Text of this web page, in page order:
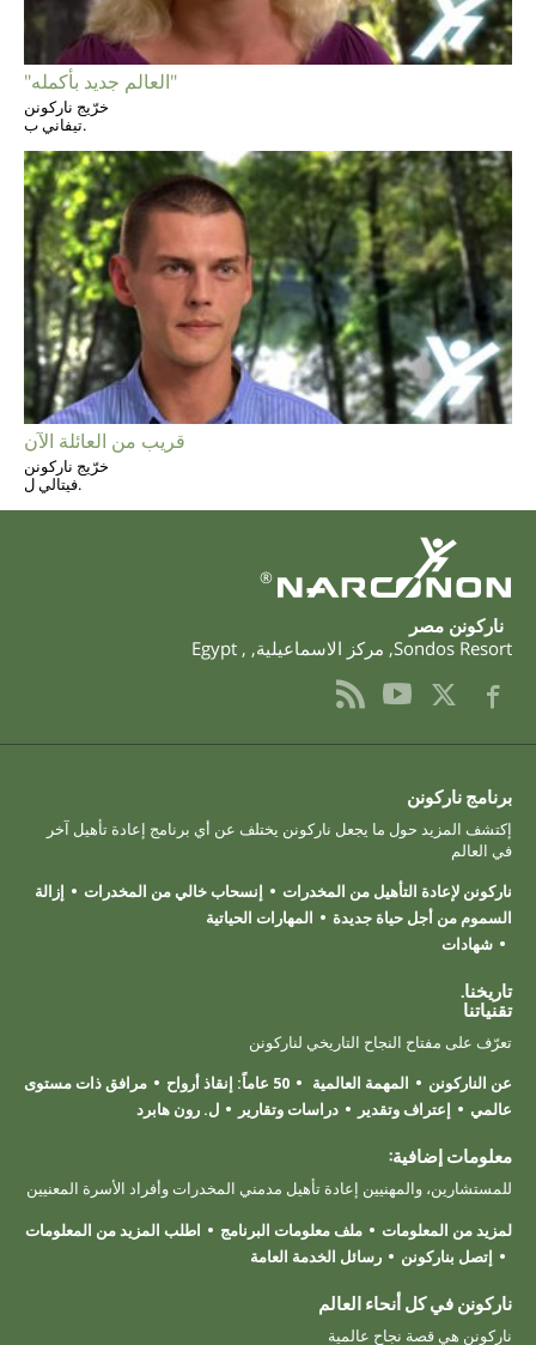
"العالم جديد بأكمله"
خرّيج ناركونن
تيفاني ب.
قريب من العائلة الآن
خرّيج ناركونن
فيتالي ل.
®
‫ناركونن‬ ‫مصر‬
Sondos Resort
, مركز الاسماعيلية,
,
Egypt
برنامج ناركونن
إكتشف المزيد حول ما يجعل ناركونن يختلف عن أي برنامج إعادة تأهيل آخر
في العالم
ناركونن لإعادة التأهيل من المخدرات
إنسحاب خالي من المخدرات
إزالة
السموم من أجل حياة جديدة
المهارات الحياتية
شهادات
تاريخنا.
تقنياتنا
تعرّف على مفتاح النجاح التاريخي لناركونن
عن الناركونن
المهمة العالمية 50 عاماً: إنقاذ أرواح
مرافق ذات مستوى
عالمي
إعتراف وتقدير دراسات وتقارير ل. رون هابرد
معلومات إضافية:
للمستشارين، والمهنيين إعادة تأهيل مدمني المخدرات وأفراد الأسرة المعنيين
لمزيد من المعلومات
ملف معلومات البرنامج
اطلب المزيد من المعلومات
إتصل بناركونن
رسائل الخدمة العامة
ناركونن في كل أنحاء العالم
ناركونن هي قصة نجاح عالمية